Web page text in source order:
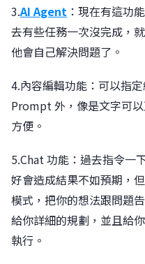
3.AI Agent ：現在有這功
去有些任務一次沒完成，
他會自己解決問題了。
4.內容編輯功能：可以指
Prompt 外，像是文字可
方便。
5.Chat 功能：過去指令一
好會造成結果不如預期，
模式，把你的想法跟問題
給你詳細的規劃，並且給
執行。